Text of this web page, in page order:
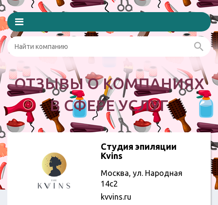
ОТЗЫВЫ О КОМПАНИЯХ
В СФЕРЕ УСЛУГ
Студия эпиляции
Kvins
Москва, ул. Народная
14c2
kvvins.ru